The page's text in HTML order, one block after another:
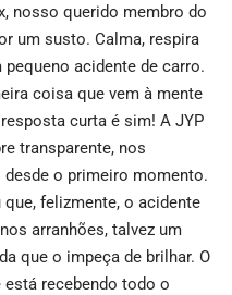
nosso querido membro do
um susto. Calma, respira
acidente de carro.
coisa que vem à mente
resposta curta é sim! A JYP
transparente, nos
o primeiro momento.
felizmente, o acidente
arranhões, talvez um
que o impeça de brilhar. O
recebendo todo o